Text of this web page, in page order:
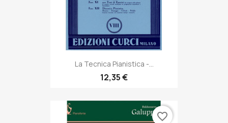
La Tecnica Pianistica -...
12,35 €
favorite_border